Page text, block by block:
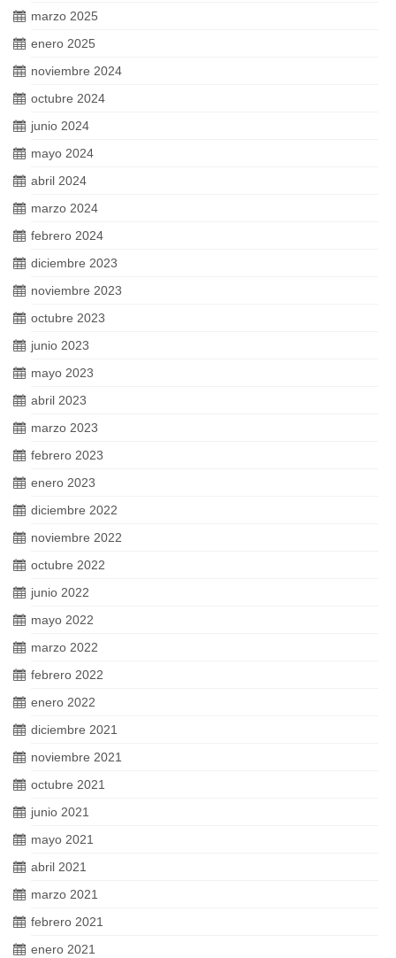
marzo 2025
enero 2025
noviembre 2024
octubre 2024
junio 2024
mayo 2024
abril 2024
marzo 2024
febrero 2024
diciembre 2023
noviembre 2023
octubre 2023
junio 2023
mayo 2023
abril 2023
marzo 2023
febrero 2023
enero 2023
diciembre 2022
noviembre 2022
octubre 2022
junio 2022
mayo 2022
marzo 2022
febrero 2022
enero 2022
diciembre 2021
noviembre 2021
octubre 2021
junio 2021
mayo 2021
abril 2021
marzo 2021
febrero 2021
enero 2021